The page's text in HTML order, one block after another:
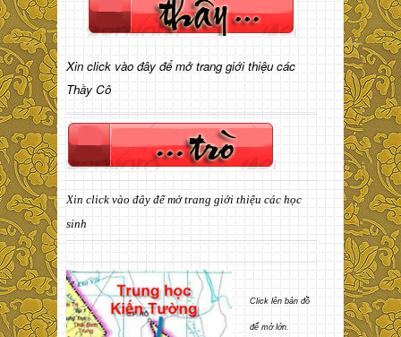
Xin click vào đây để mở trang giới thiệu các
Thầy Cô
Xin click vào đây để mở trang giới thiệu các học
sinh
Click lên bản đồ
để mở lớn.